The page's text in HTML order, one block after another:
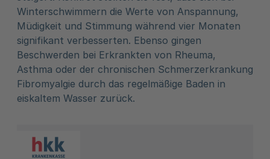
Winterschwimmern die Werte von Anspannung,
Müdigkeit und Stimmung während vier Monaten
signifikant verbesserten. Ebenso gingen
Beschwerden bei Erkrankten von Rheuma,
Asthma oder der chronischen Schmerzerkrankung
Fibromyalgie durch das regelmäßige Baden in
eiskaltem Wasser zurück.